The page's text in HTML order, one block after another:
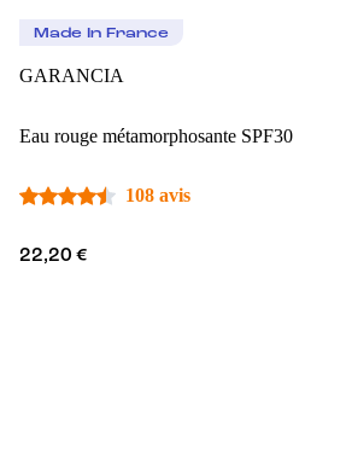
Made In France
GARANCIA
Eau rouge métamorphosante SPF30
108 avis
22,20 €